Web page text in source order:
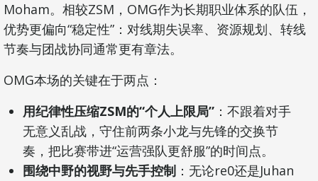
Moham。相较ZSM，OMG作为长期职业体系的队伍，
优势更偏向“稳定性”：对线期失误率、资源规划、转线
节奏与团战协同通常更有章法。
OMG本场的关键在于两点：
用纪律性压缩ZSM的“个人上限局” ：不跟着对手
无意义乱战，守住前两条小龙与先锋的交换节
奏，把比赛带进“运营强队更舒服”的时间点。
围绕中野的视野与先手控制 ：无论re0还是Juhan